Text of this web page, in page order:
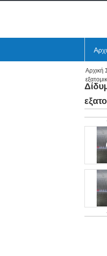
Αρχική